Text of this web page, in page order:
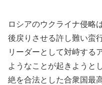
ロシアのウクライナ侵略
後戻りさせる許し難い蛮
リーダーとして対峙する
ようなことが起きようと
絶を合法とした合衆国最